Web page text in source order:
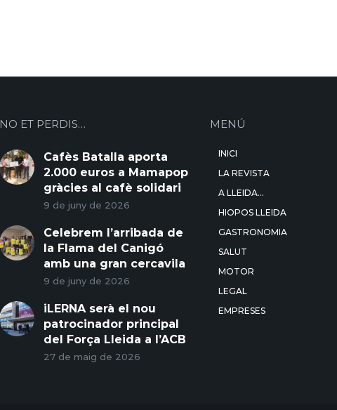
NO ET PERDIS…
Cafès Batalla aporta
2.000 euros a Mamapop
gràcies al cafè solidari
9 de juny de 2026
Celebrem l’arribada de
la Flama del Canigó
amb una gran cercavila
9 de juny de 2026
iLERNA serà el nou
patrocinador principal
del Força Lleida a l’ACB
27 de maig de 2026
MENÚ
INICI
LA REVISTA
A LLEIDA…
HIOPOS LLEIDA
GASTRONOMIA
SALUT
MOTOR
LEGAL
EMPRESES